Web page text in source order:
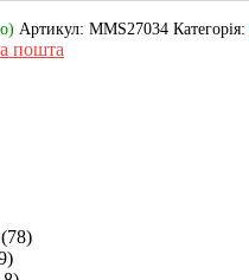
Артикул: MMS27034 Категорія:
пошта
(78)